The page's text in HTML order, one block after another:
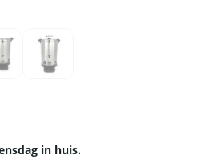
in huis.